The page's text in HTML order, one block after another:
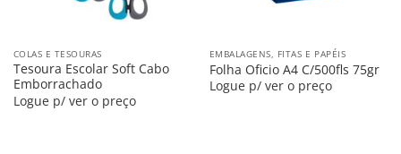
COLAS E TESOURAS
Tesoura Escolar Soft Cabo
Emborrachado
Logue p/ ver o preço
EMBALAGENS, FITAS E PAPÉIS
Folha Oficio A4 C/500fls 75gr
Logue p/ ver o preço